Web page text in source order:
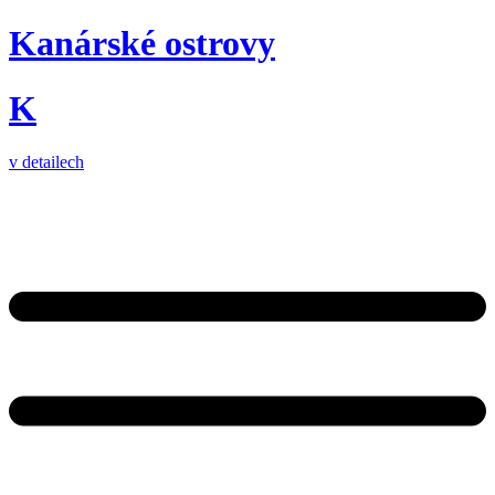
Kanárské ostrovy
K
v detailech